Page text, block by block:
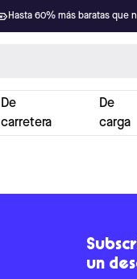
Hasta 60% más baratas que
De
carretera
De
carga
un